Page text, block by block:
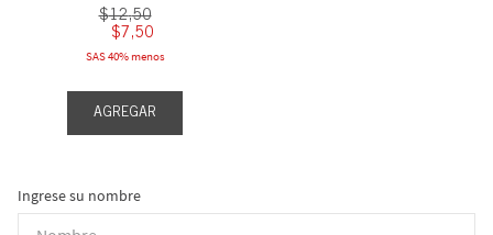
$12,50
$7,50
SAS 40% menos
AGREGAR
Ingrese su nombre